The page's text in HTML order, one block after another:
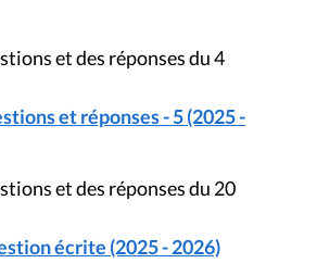
et des réponses du 4
et réponses - 5 (2025 -
et des réponses du 20
écrite (2025 - 2026)